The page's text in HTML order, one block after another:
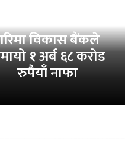
विकास बैंकले
१ अर्ब ६८ करोड
रुपैयाँ नाफा